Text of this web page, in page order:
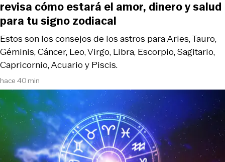
hace 40 min
Estos son los consejos de los astros para Aries, Tauro,
Géminis, Cáncer, Leo, Virgo, Libra, Escorpio, Sagitario,
Capricornio, Acuario y Piscis.
revisa cómo estará el amor, dinero y salud
para tu signo zodiacal